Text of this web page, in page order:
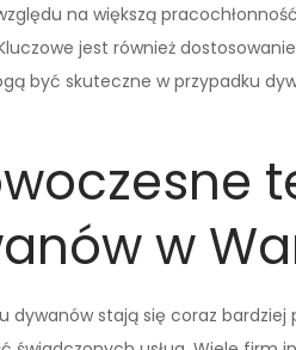
na większą
jest również
być skuteczne w przypadku
w
dywanów stają się coraz